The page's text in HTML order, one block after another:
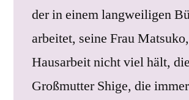
der in einem langweiligen
arbeitet, seine Frau
Hausarbeit nicht viel hält, die
Großmutter Shige, die